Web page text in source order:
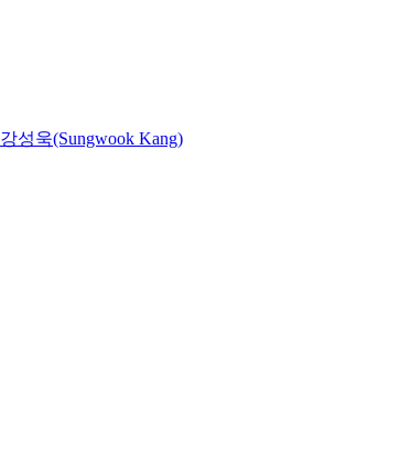
강성욱(Sungwook Kang)